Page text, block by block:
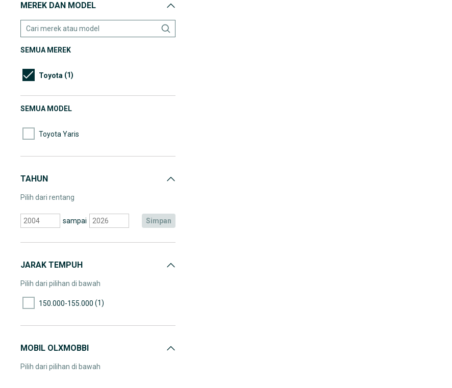
MEREK DAN MODEL
SEMUA MEREK
Toyota (1)
SEMUA MODEL
Toyota Yaris
TAHUN
Pilih dari rentang
sampai simpan
JARAK TEMPUH
Pilih dari pilihan di bawah
150.000-155.000 (1)
MOBIL OLXMOBBI
Pilih dari pilihan di bawah